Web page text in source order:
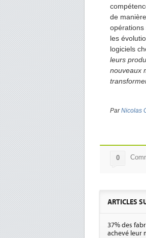
de
opérations
les
logiciels
leurs
nouveaux
ParNicolas
0
ARTICLES
37% des
achevé leur